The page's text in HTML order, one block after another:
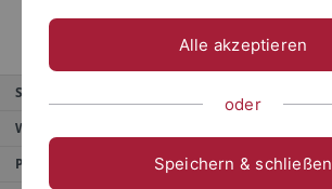
Service
Weitere Angebote
Portale
Alle akzeptieren
oder
Speichern & schließen